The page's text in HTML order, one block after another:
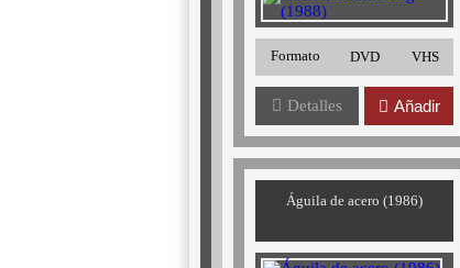
Formato DVD VHS
Detalles Añadir
Águila de acero (1986)